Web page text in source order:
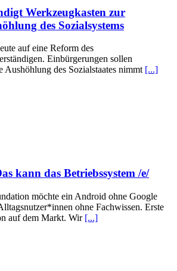
Werkzeugkasten zur
des Sozialsystems
auf eine Reform des
Einbürgerungen sollen
Aushöhlung des Sozialstaates nimmt [...]
kann das Betriebssystem /e/
möchte ein Android ohne Google
ohne Fachwissen. Erste
auf dem Markt. Wir [...]